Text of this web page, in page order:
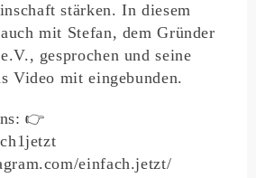
stärken. In diesem
mit Stefan, dem Gründer
gesprochen und seine
Video mit eingebunden.
👉
einfach.jetzt/